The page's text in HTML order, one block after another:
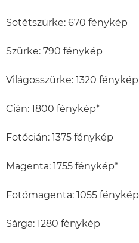
Sötétszürke: 670 fénykép
Szürke: 790 fénykép
Világosszürke: 1320 fénykép
Cián: 1800 fénykép*
Fotócián: 1375 fénykép
Magenta: 1755 fénykép*
Fotómagenta: 1055 fénykép
Sárga: 1280 fénykép